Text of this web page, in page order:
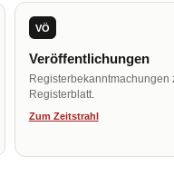
VÖ
Veröffentlichungen
Registerbekanntmachungen
Registerblatt.
Zum Zeitstrahl